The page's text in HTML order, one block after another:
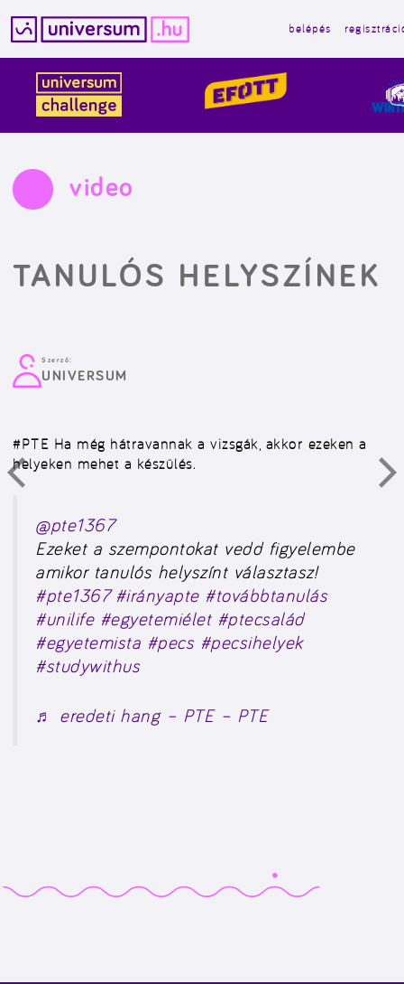
tartalomba
belépés
video
TANULÓS HELYSZÍNEK
Szerző:
UNIVERSUM
#PTE Ha még hátravannak a vizsgák, akkor ezeken a
helyeken mehet a készülés.
@pte1367
Ezeket a szempontokat vedd figyelembe
amikor tanulós helyszínt választasz!
#pte1367 #irányapte #továbbtanulás
#unilife #egyetemiélet #ptecsalád
#egyetemista #pecs #pecsihelyek
#studywithus
♬ eredeti hang – PTE – PTE